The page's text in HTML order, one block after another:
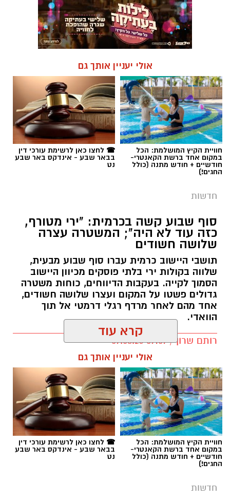
אולי יעניין אותך גם
חוויית הקיץ המושלמת: הכל
במקום אחד ברשת הקאנטרי-
חודשיים + חודש מתנה (כולל
החגים!)
☎ לחצו כאן לרשימת עורכי דין
בבאר שבע - אינדקס באר שבע
נט
חדשות
סוף שבוע קשה בכרמית: "ירי מטורף,
כזה עוד לא היה"; המשטרה עצרה
שלושה חשודים
תושבי היישוב כרמית עברו סוף שבוע מבעית,
שלווה בקולות ירי בלתי פוסקים מכיוון היישוב
הסמוך לקייה. בעקבות הדיווחים, כוחות משטרה
גדולים פשטו על המקום ועצרו שלושה חשודים,
אחד מהם לאחר מרדף רגלי דרמטי אל תוך
הוואדי.
רותם שרון / 09:07 09.08.26
תגים:כרמית
קרא עוד
אולי יעניין אותך גם
חוויית הקיץ המושלמת: הכל
במקום אחד ברשת הקאנטרי-
חודשיים + חודש מתנה (כולל
החגים!)
☎ לחצו כאן לרשימת עורכי דין
בבאר שבע - אינדקס באר שבע
נט
חדשות